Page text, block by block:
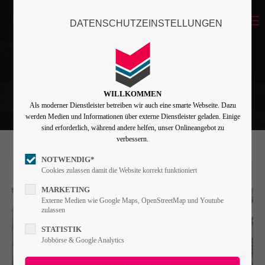
Passwort
Angemeldet bleiben
Anmelden
Register
Menu
10. Jul 2026
DATENSCHUTZEINSTELLUNGEN
WILLKOMMEN
Als moderner Dienstleister betreiben wir auch eine smarte Webseite. Dazu
werden Medien und Informationen über externe Dienstleister geladen. Einige
sind erforderlich, während andere helfen, unser Onlineangebot zu
verbessern.
NOTWENDIG*
Cookies zulassen damit die Website korrekt funktioniert
MARKETING
Externe Medien wie Google Maps, OpenStreetMap und Youtube
zulassen
STATISTIK
Jobbörse & Google Analytics